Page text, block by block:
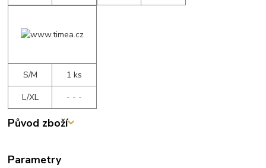
S/M
1 ks
L/XL
- - -
Původ zboží
Parametry